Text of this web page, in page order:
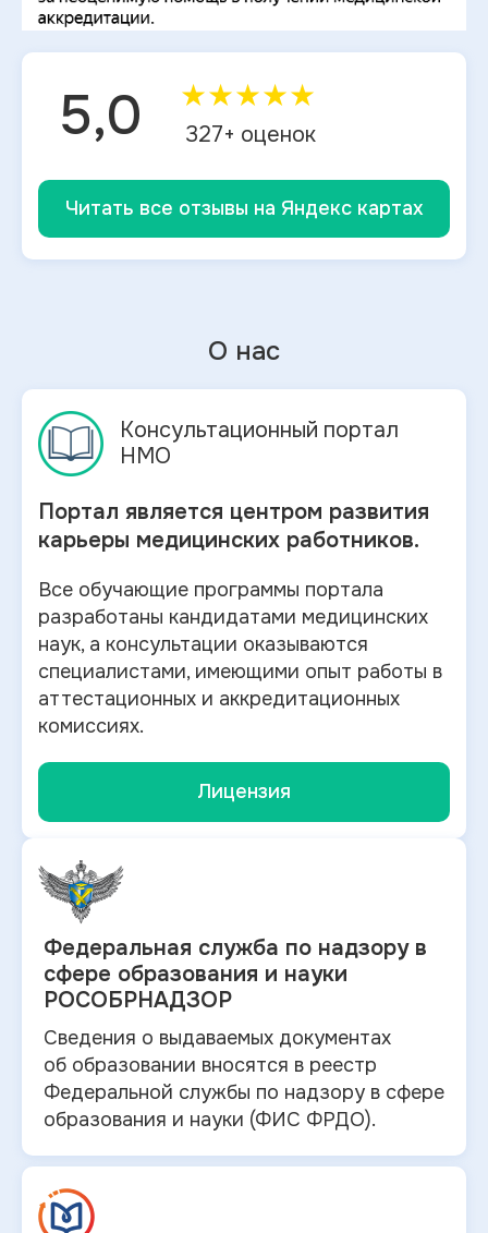
5,0 ★★★★★
327+ оценок
Читать все отзывы на Яндекс картах
О нас
Консультационный портал
НМО
Портал является центром развития
карьеры медицинских работников.
Все обучающие программы портала
разработаны кандидатами медицинских
наук, а консультации оказываются
специалистами, имеющими опыт работы в
аттестационных и аккредитационных
комиссиях.
Лицензия
Федеральная служба по надзору в
сфере образования и науки
РОСОБРНАДЗОР
Сведения о выдаваемых документах
об образовании вносятся в реестр
Федеральной службы по надзору в сфере
образования и науки (ФИС ФРДО).